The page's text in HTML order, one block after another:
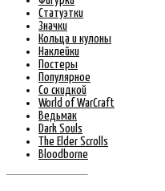
Статуэтки
Значки
Кольца и кулоны
Наклейки
Постеры
Популярное
Со скидкой
World of WarCraft
Ведьмак
Dark Souls
The Elder Scrolls
Bloodborne